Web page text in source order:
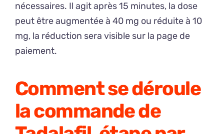
nécessaires. Il agit après 15 minutes, la dose
peut être augmentée à 40 mg ou réduite à 10
mg, la réduction sera visible sur la page de
paiement.
Comment se déroule
la commande de